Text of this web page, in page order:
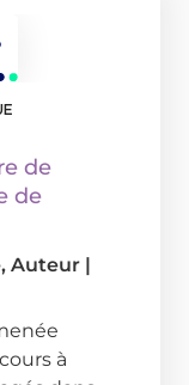
de
de
, Auteur |
à